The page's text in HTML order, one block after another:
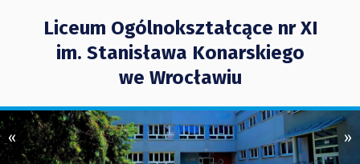
Liceum Ogólnokształcące nr XI
im. Stanisława Konarskiego
we Wrocławiu
« »